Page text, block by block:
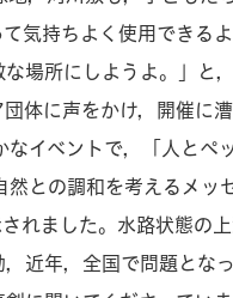
気持ちよく使用できる
場所にしようよ。」と
体に声をかけ，開催に
イベントで，「人とペ
然との調和を考えるメ
れました。水路状態の
近年，全国で問題とな